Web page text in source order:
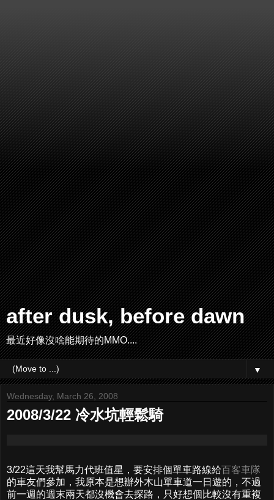
after dusk, before dawn
最近好像沒啥能期待的MMO....
▼
Wednesday, March 26, 2008
2008/3/22 冷水坑輕鬆騎
3/22這天我幫馬力代班值星，要安排個單車路線給百客車隊
的車友們參加，我原本是想辦外木山單車道一日遊的，不過
前一週的週末兩天都沒機會去探路，只好想個比較沒有重複